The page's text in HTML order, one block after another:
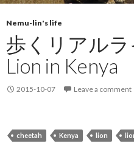
Nemu-lin's life
歩くリアル
Lion in Kenya
2015-10-07 Leave a comment
cheetah Kenya lion